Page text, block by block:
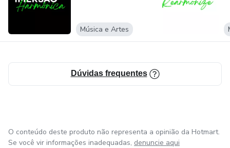
Música e Artes
Dúvidas frequentes
O conteúdo deste produto não representa a opinião da Hotmart.
Se você vir informações inadequadas, denuncie aqui